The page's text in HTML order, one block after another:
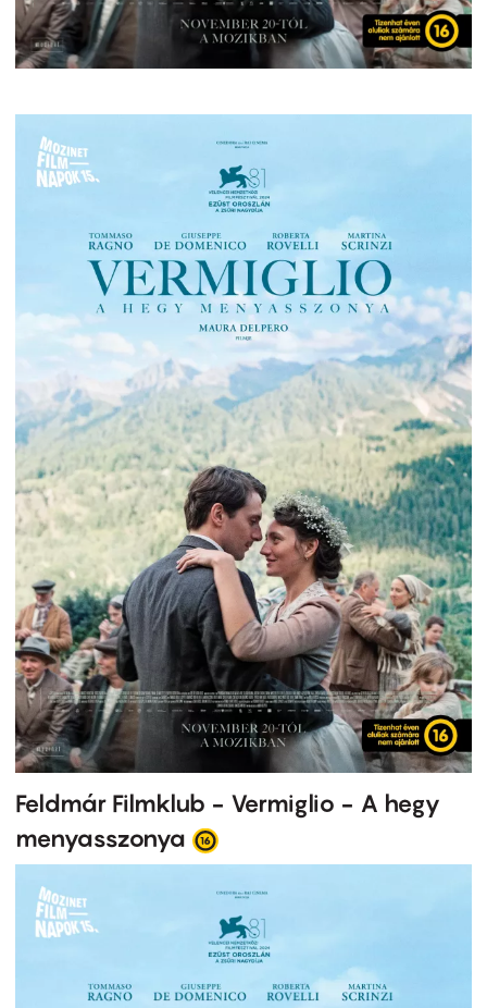
Feldmár Filmklub - Vermiglio - A hegy
menyasszonya